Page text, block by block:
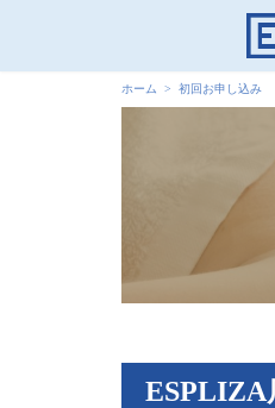
ホーム 初回お申し込み
ESPLIZA